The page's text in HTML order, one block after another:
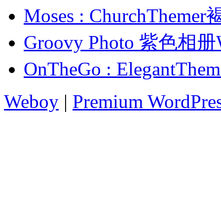
Moses :
Groovy Photo 紫色相
OnTheGo :
Weboy | Premium